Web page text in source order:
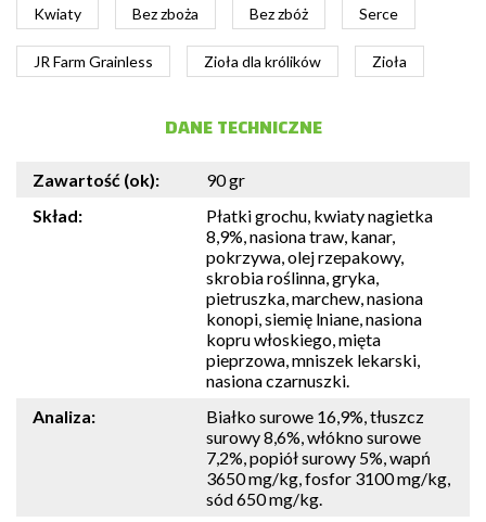
Kwiaty Bez zboża Bez zbóż Serce
JR Farm Grainless Zioła dla królików Zioła
DANE TECHNICZNE
Zawartość (ok):
90 gr
Skład:
Płatki grochu, kwiaty nagietka
8,9%, nasiona traw, kanar,
pokrzywa, olej rzepakowy,
skrobia roślinna, gryka,
pietruszka, marchew, nasiona
konopi, siemię lniane, nasiona
kopru włoskiego, mięta
pieprzowa, mniszek lekarski,
nasiona czarnuszki.
Analiza:
Białko surowe 16,9%, tłuszcz
surowy 8,6%, włókno surowe
7,2%, popiół surowy 5%, wapń
3650 mg/kg, fosfor 3100 mg/kg,
sód 650 mg/kg.